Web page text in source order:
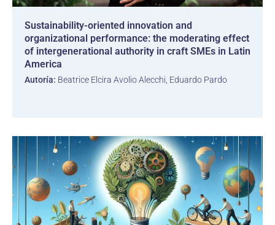
Sustainability-oriented innovation and
organizational performance: the moderating effect
of intergenerational authority in craft SMEs in Latin
America
Autoría: Beatrice Elcira Avolio Alecchi, Eduardo Pardo